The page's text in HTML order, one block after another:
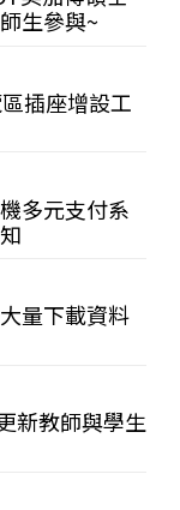
生參與~
插座增設工
多元支付系
量下載資料
新教師與學生